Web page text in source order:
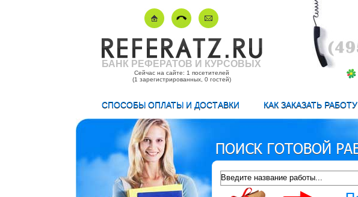
БАНК РЕФЕРАТОВ И КУРСОВЫХ
Сейчас на сайте: 1 посетителей
(1 зарегистрированных, 0 гостей)
СПОСОБЫ ОПЛАТЫ И ДОСТАВКИ КАК ЗАКАЗАТЬ РАБОТУ